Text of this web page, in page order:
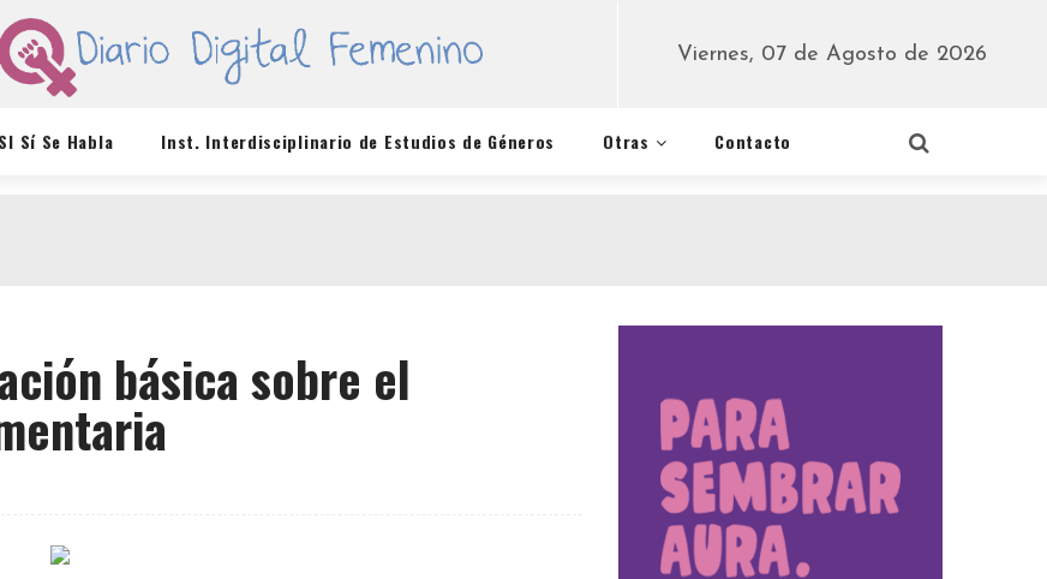
Viernes, 07 de Agosto de 2026
Sí Se Habla Inst. Interdisciplinario de Estudios de Géneros Otras Contacto
básica sobre el